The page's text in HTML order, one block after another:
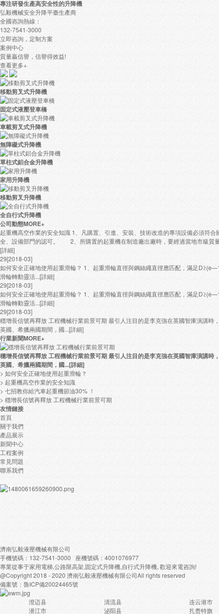
專注研發生產高安全性的升降機
弘毅機械安全升降平臺生產商
全國咨詢熱線：
132-7541-3000
立即咨詢，定制方案
案例中心
質量贏信譽，信譽得效益!
查看更多+
移動剪叉式升降機
固定式液壓登車橋
車載剪叉式升降機
無障礙式升降機
單柱式鋁合金升降機
家用升降機
移動剪叉升降機
全自行式升降機
公司動態MORE+
起重機高空作業的安全知識 1、凡購置、引進、安裝、技術改造的專項設備必須符
全、設備部門的認可。 2、所購置的起重機在制造廠出廠時，要經過當地市級
[詳細]
29[2018-03]
如何安全正確地使用起重滑輪？ 1、起重滑輪直徑與鋼絲繩直徑應匹配，滿足
滑輪轉動靈活...[詳細]
29[2018-03]
如何安全正確地使用起重滑輪？ 1、起重滑輪直徑與鋼絲繩直徑應匹配，滿足
滑輪轉動靈活...[詳細]
29[2018-03]
穩增長信號再釋放 工程機械行業前景可期 最引人注目的是李克強在英國智庫演講
英國、希臘兩國期間，國...[詳細]
行業新聞MORE+
穩增長信號再釋放 工程機械行業前景可期最引人注目的是李克強在英國智庫演講
英國、希臘兩國期間，國...[詳細]
> 如何安全正確地使用起重滑輪？
> 起重機高空作業的安全知識
> 七招教你給汽車起重機節油30% ！
> 穩增長信號再釋放 工程機械行業前景可期
友情鏈接
首頁
關于我們
產品展示
新聞中心
工程案例
常見問題
聯系我們
濟南弘毅液壓機械有限公司
手機號碼：132-7541-3000 座機號碼：4001076977
專業從事于家用電梯,公路限高架,固定式升降機,自行式升降機, 歡迎來電咨詢!
@Copyright 2018 - 2020 濟南弘毅液壓機械有限公司All rights reserved
備案號：魯ICP備20024465號
澄迈县 清流县
连云港市
潜江市
泌阳县 扎赉特旗